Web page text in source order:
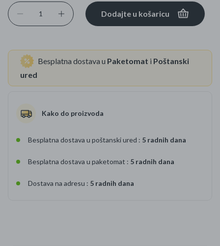
Dodajte u košaricu
Besplatna dostava u Paketomat i Poštanski
ured
Kako do proizvoda
Besplatna dostava u poštanski ured : 5 radnih dana
Besplatna dostava u paketomat : 5 radnih dana
Dostava na adresu : 5 radnih dana